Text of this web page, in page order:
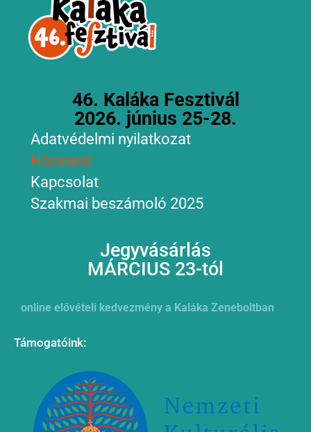
46. Kaláka Fesztivál
2026. június 25-28.
Adatvédelmi nyilatkozat
Házirend
Kapcsolat
Szakmai beszámoló 2025
Jegyvásárlás
MÁRCIUS 23-tól
online elővételi kedvezmény a Kaláka Zeneboltban
Támogatóink: